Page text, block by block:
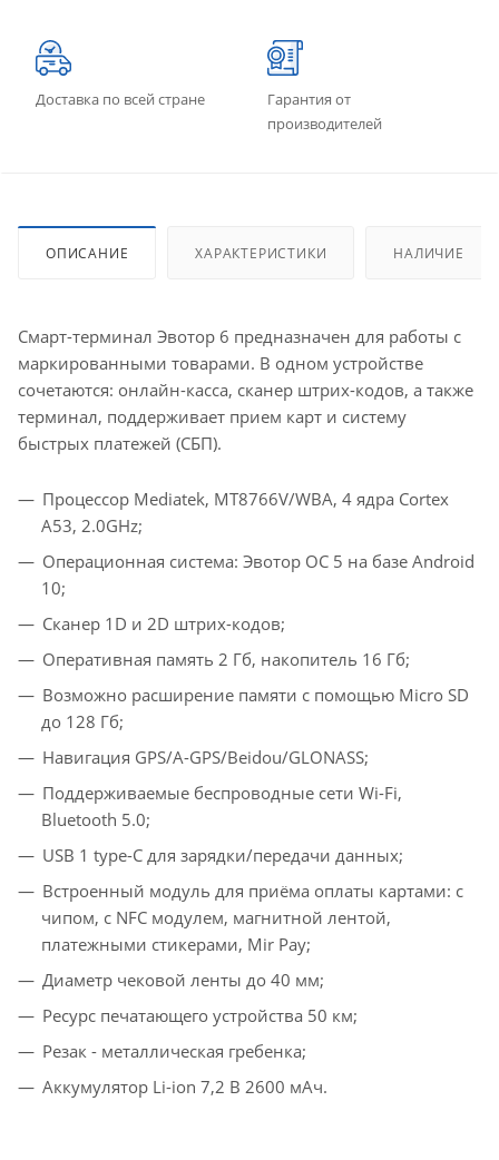
Доставка по всей стране
Гарантия от
производителей
ОПИСАНИЕ ХАРАКТЕРИСТИКИ НАЛИЧИЕ
Смарт-терминал Эвотор 6 предназначен для работы с
маркированными товарами. В одном устройстве
сочетаются: онлайн-касса, сканер штрих-кодов, а также
терминал, поддерживает прием карт и систему
быстрых платежей (СБП).
Процессор Mediatek, MT8766V/WBA, 4 ядра Cortex
A53, 2.0GHz;
Операционная система: Эвотор ОС 5 на базе Android
10;
Сканер 1D и 2D штрих-кодов;
Оперативная память 2 Гб, накопитель 16 Гб;
Возможно расширение памяти с помощью Micro SD
до 128 Гб;
Навигация GPS/A-GPS/Beidou/GLONASS;
Поддерживаемые беспроводные сети Wi-Fi,
Bluetooth 5.0;
USB 1 type-C для зарядки/передачи данных;
Встроенный модуль для приёма оплаты картами: с
чипом, с NFC модулем, магнитной лентой,
платежными стикерами, Mir Pay;
Диаметр чековой ленты до 40 мм;
Ресурс печатающего устройства 50 км;
Резак - металлическая гребенка;
Аккумулятор Li-ion 7,2 В 2600 мАч.